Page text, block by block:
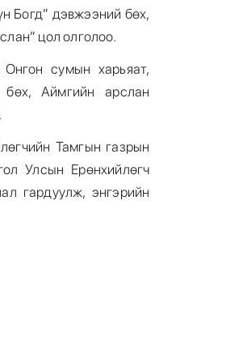
Богд” дэвжээний бөх,
цол олголоо.
сумын харьяат,
бөх, Аймгийн арслан
Тамгын газрын
Улсын Ерөнхийлөгч
гардуулж, энгэрийн